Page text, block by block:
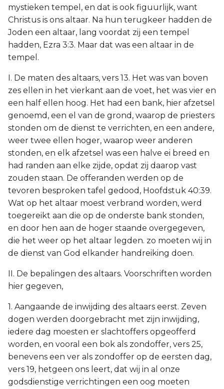
mystieken tempel, en dat is ook figuurlijk, want
Christus is ons altaar. Na hun terugkeer hadden de
Joden een altaar, lang voordat zij een tempel
hadden, Ezra 3:3. Maar dat was een altaar in de
tempel.
I. De maten des altaars, vers 13. Het was van boven
zes ellen in het vierkant aan de voet, het was vier en
een half ellen hoog. Het had een bank, hier afzetsel
genoemd, een el van de grond, waarop de priesters
stonden om de dienst te verrichten, en een andere,
weer twee ellen hoger, waarop weer anderen
stonden, en elk afzetsel was een halve ei breed en
had randen aan elke zijde, opdat zij daarop vast
zouden staan. De offeranden werden op de
tevoren besproken tafel gedood, Hoofdstuk 40:39.
Wat op het altaar moest verbrand worden, werd
toegereikt aan die op de onderste bank stonden,
en door hen aan de hoger staande overgegeven,
die het weer op het altaar legden. zo moeten wij in
de dienst van God elkander handreiking doen.
II. De bepalingen des altaars. Voorschriften worden
hier gegeven,
1. Aangaande de inwijding des altaars eerst. Zeven
dogen werden doorgebracht met zijn inwijding,
iedere dag moesten er slachtoffers opgeofferd
worden, en vooral een bok als zondoffer, vers 25,
benevens een ver als zondoffer op de eersten dag,
vers 19, hetgeen ons leert, dat wij in al onze
godsdienstige verrichtingen een oog moeten